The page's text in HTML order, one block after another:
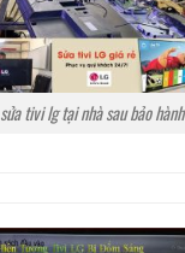
sửa tivi lg tại nhà sau bảo hành